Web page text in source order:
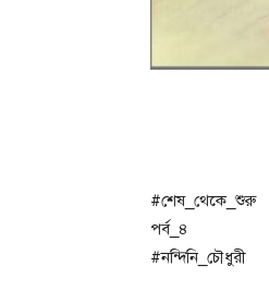
#শেষ_থেকে_শুরু
পর্ব_৪
#নন্দিনি_চৌধুরী